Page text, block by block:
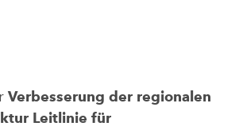
Verbesserung der regionalen
Leitlinie für